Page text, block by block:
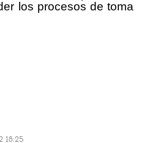
los procesos de toma
18:25